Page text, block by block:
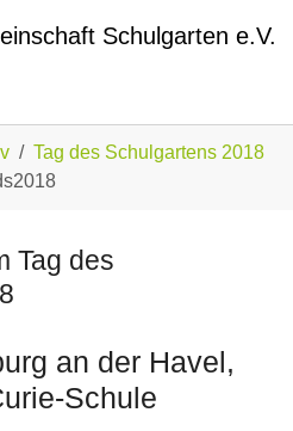
Tag des Schulgartens 2018
Tag des
an der Havel,
Schule